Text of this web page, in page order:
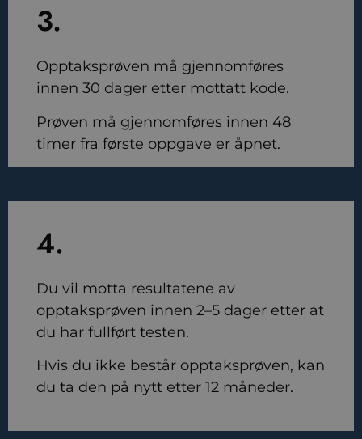
3.
Opptaksprøven må gjennomføres
innen 30 dager etter mottatt kode.
Prøven må gjennomføres innen 48
timer fra første oppgave er åpnet.
4.
Du vil motta resultatene av
opptaksprøven innen 2–5 dager etter at
du har fullført testen.
Hvis du ikke består opptaksprøven, kan
du ta den på nytt etter 12 måneder.